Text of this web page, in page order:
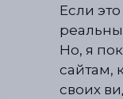
Если
Но, я
сайтам,
своих